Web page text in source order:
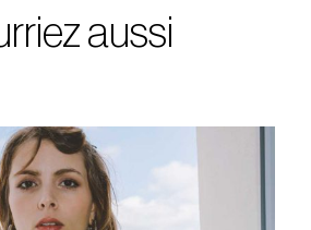
aussi